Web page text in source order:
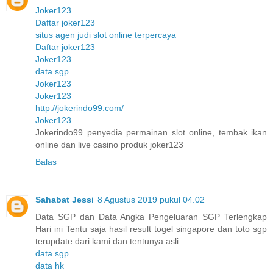
Joker123
Daftar joker123
situs agen judi slot online terpercaya
Daftar joker123
Joker123
data sgp
Joker123
Joker123
http://jokerindo99.com/
Joker123
Jokerindo99 penyedia permainan slot online, tembak ikan
online dan live casino produk joker123
Balas
Sahabat Jessi 8 Agustus 2019 pukul 04.02
Data SGP dan Data Angka Pengeluaran SGP Terlengkap
Hari ini Tentu saja hasil result togel singapore dan toto sgp
terupdate dari kami dan tentunya asli
data sgp
data hk